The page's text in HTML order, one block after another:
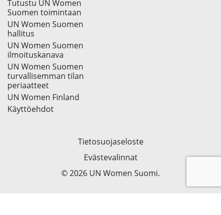
Tutustu UN Women
Suomen toimintaan
UN Women Suomen
hallitus
UN Women Suomen
ilmoituskanava
UN Women Suomen
turvallisemman tilan
periaatteet
UN Women Finland
Käyttöehdot
Tietosuojaseloste
Evästevalinnat
© 2026 UN Women Suomi.